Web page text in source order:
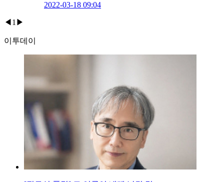
2022-03-18 09:04
◀ 1 ▶
이투데이